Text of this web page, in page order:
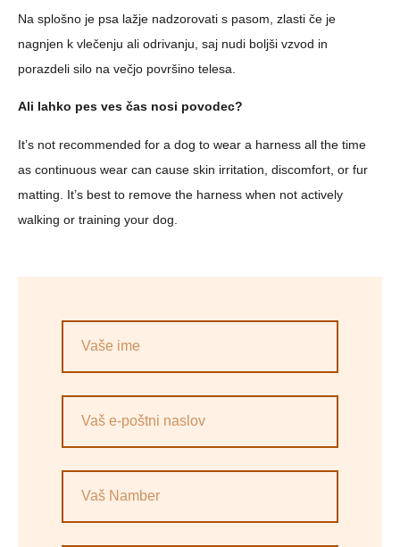
Na splošno je psa lažje nadzorovati s pasom, zlasti če je
nagnjen k vlečenju ali odrivanju, saj nudi boljši vzvod in
porazdeli silo na večjo površino telesa.
Ali lahko pes ves čas nosi povodec?
It’s not recommended for a dog to wear a harness all the time
as continuous wear can cause skin irritation, discomfort, or fur
matting. It’s best to remove the harness when not actively
walking or training your dog.